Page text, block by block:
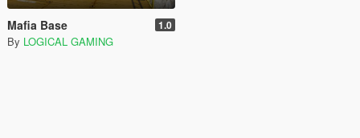
Mafia Base 1.0
By LOGICAL GAMING